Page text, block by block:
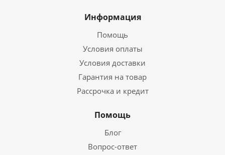
Информация
Помощь
Условия оплаты
Условия доставки
Гарантия на товар
Рассрочка и кредит
Помощь
Блог
Вопрос-ответ